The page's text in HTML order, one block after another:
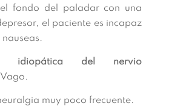
fondo del paladar con una
el paciente es incapaz
idiopática del nervio
muy poco frecuente.